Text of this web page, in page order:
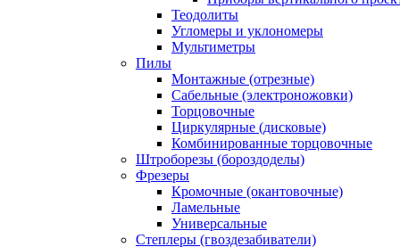
Теодолиты
Угломеры и уклономеры
Мультиметры
Пилы
Монтажные (отрезные)
Сабельные (электроножовки)
Торцовочные
Циркулярные (дисковые)
Комбинированные торцовочные
Штроборезы (бороздоделы)
Фрезеры
Кромочные (окантовочные)
Ламельные
Универсальные
Степлеры (гвоздезабиватели)